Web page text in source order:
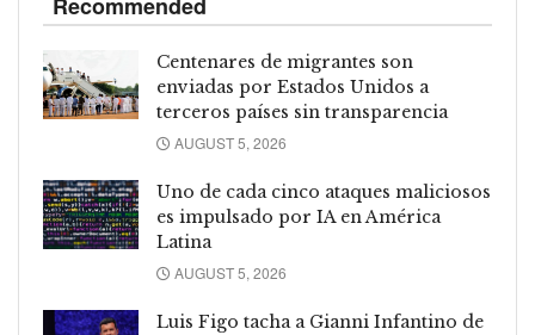
Recommended
Centenares de migrantes son
enviadas por Estados Unidos a
terceros países sin transparencia
AUGUST 5, 2026
Uno de cada cinco ataques maliciosos
es impulsado por IA en América
Latina
AUGUST 5, 2026
Luis Figo tacha a Gianni Infantino de